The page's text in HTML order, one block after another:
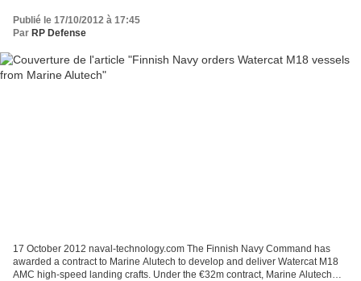
Publié le 17/10/2012 à 17:45
Par RP Defense
17 October 2012 naval-technology.com The Finnish Navy Command has
awarded a contract to Marine Alutech to develop and deliver Watercat M18
AMC high-speed landing crafts. Under the €32m contract, Marine Alutech